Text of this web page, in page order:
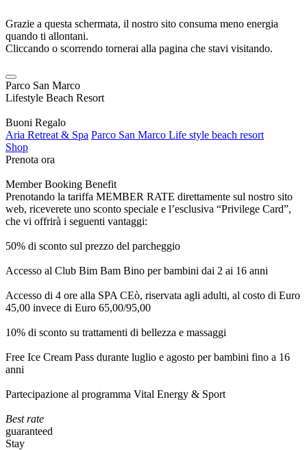
Grazie a questa schermata, il nostro sito consuma meno energia
quando ti allontani.
Cliccando o scorrendo tornerai alla pagina che stavi visitando.
Parco San Marco
Lifestyle Beach Resort
Buoni Regalo
Aria Retreat & Spa Parco San Marco Life style beach resort
Shop
Prenota ora
Member Booking Benefit
Prenotando la tariffa MEMBER RATE direttamente sul nostro sito
web, riceverete uno sconto speciale e l’esclusiva “Privilege Card”,
che vi offrirà i seguenti vantaggi:
50% di sconto sul prezzo del parcheggio
Accesso al Club Bim Bam Bino per bambini dai 2 ai 16 anni
Accesso di 4 ore alla SPA CEò, riservata agli adulti, al costo di Euro
45,00 invece di Euro 65,00/95,00
10% di sconto su trattamenti di bellezza e massaggi
Free Ice Cream Pass durante luglio e agosto per bambini fino a 16
anni
Partecipazione al programma Vital Energy & Sport
Best rate
guaranteed
Stay